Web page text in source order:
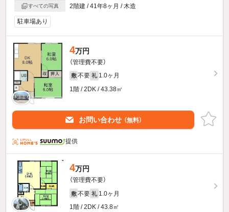
すべての写真
2階建 / 41年8ヶ月 / 木造
駐車場あり
4万円
（管理費不要）
敷 不要 礼 1.0ヶ月
1階 / 2DK / 43.38㎡
お問い合わせ （無料）
提供
4万円
（管理費不要）
敷 不要 礼 1.0ヶ月
1階 / 2DK / 43.8㎡